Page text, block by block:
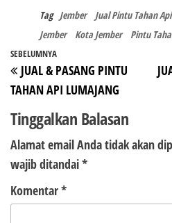
Tag Jember Jual Pintu Tahan
Jember
Kota Jember Pintu
Navigasi
pos
Pos
Sebelumnya
SEBELUMNYA
JUAL & PASANG PINTU
TAHAN API LUMAJANG
Tinggalkan Balasan
Alamat email Anda tidak akan
wajib ditandai*
Komentar*